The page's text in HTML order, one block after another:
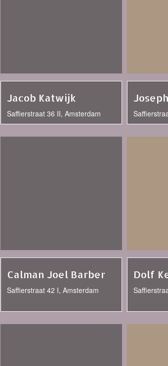
Jacob Katwijk
Saffierstraat 36 II, Amsterdam
Calman Joel Barber
Saffierstraat 42 I, Amsterdam
Dolf